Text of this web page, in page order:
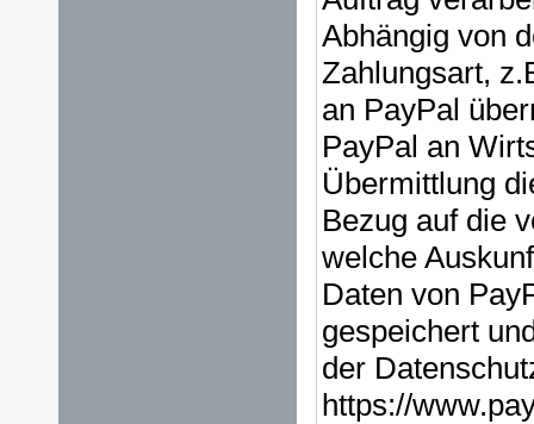
Abhängig von
Zahlungsart,
an PayPal
PayPal an
Übermittlung
Bezug auf die
welche
Daten von
gespeichert
der
https://